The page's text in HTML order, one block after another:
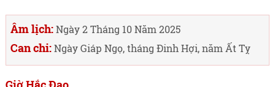
Âm lịch:Ngày 2 Tháng 10 Năm 2025
Can chi:Ngày Giáp Ngọ, tháng Đinh Hợi, năm Ất Tỵ